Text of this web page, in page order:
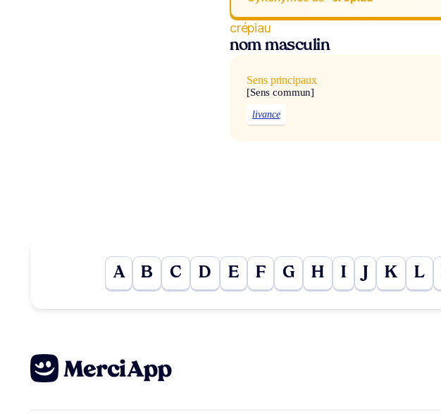
crépiau
nom masculin
Sens principaux
[Sens commun]
livance
A B C D E F G H I J K L